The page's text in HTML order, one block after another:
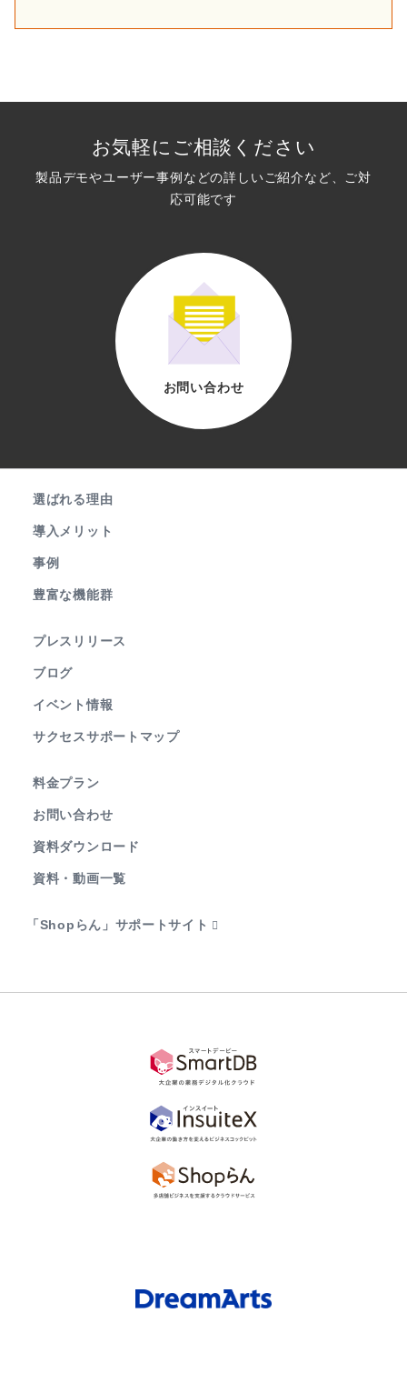
お気軽にご相談ください
製品デモやユーザー事例などの詳しいご紹介など、ご対
応可能です
お問い合わせ
選ばれる理由
導入メリット
事例
豊富な機能群
プレスリリース
ブログ
イベント情報
サクセスサポートマップ
料金プラン
お問い合わせ
資料ダウンロード
資料・動画一覧
「Shopらん」サポートサイト